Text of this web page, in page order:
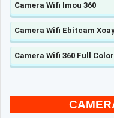
Camera Wifi Imou 360
Camera Wifi Ebitcam
Camera Wifi 360 Full Color